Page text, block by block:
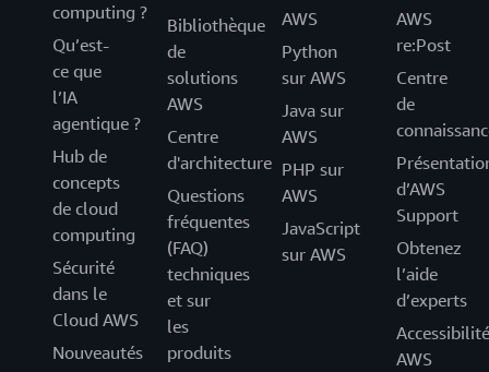
computing ?
Qu’est-
ce que
l’IA
agentique ?
Hub de
concepts
de cloud
computing
Sécurité
dans le
Cloud AWS
Nouveautés
Bibliothèque
de
solutions
AWS
Centre
d'architecture
Questions
fréquentes
(FAQ)
techniques
et sur
les
produits
AWS
Python
sur AWS
Java sur
AWS
PHP sur
AWS
JavaScript
sur AWS
AWS
re:Post
Centre
de
d’AWS
Support
Obtenez
l’aide
d’experts
Accessibilité
AWS